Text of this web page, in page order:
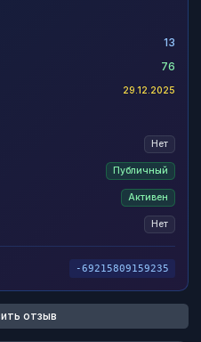
13
76
29.12.2025
Нет
Публичный
Активен
Нет
-69215809159235
отзыв